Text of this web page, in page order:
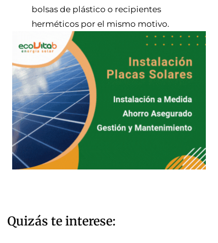
bolsas de plástico o recipientes
herméticos por el mismo motivo.
Quizás te interese: